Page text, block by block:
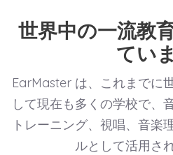
世界中の一流教
てい
EarMaster は、これまでに
して現在も多くの学校で、
トレーニング、視唱、音楽
ルとして活用さ